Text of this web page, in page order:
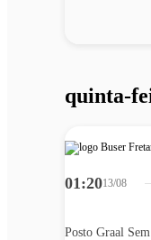
quinta-
01:2013/08
Posto Graal